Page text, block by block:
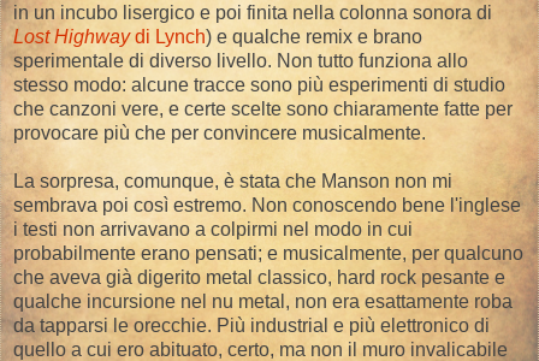
in un incubo lisergico e poi finita nella colonna sonora di
Lost Highwaydi Lynch) e qualche remix e brano
sperimentale di diverso livello. Non tutto funziona allo
stesso modo: alcune tracce sono più esperimenti di studio
che canzoni vere, e certe scelte sono chiaramente fatte per
provocare più che per convincere musicalmente.
La sorpresa, comunque, è stata che Manson non mi
sembrava poi così estremo. Non conoscendo bene l'inglese
i testi non arrivavano a colpirmi nel modo in cui
probabilmente erano pensati; e musicalmente, per qualcuno
che aveva già digerito metal classico, hard rock pesante e
qualche incursione nel nu metal, non era esattamente roba
da tapparsi le orecchie. Più industrial e più elettronico di
quello a cui ero abituato, certo, ma non il muro invalicabile